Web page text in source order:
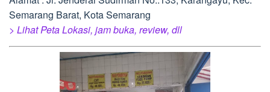
Semarang Barat, Kota Semarang
> Lihat Peta Lokasi, jam buka, review, dll